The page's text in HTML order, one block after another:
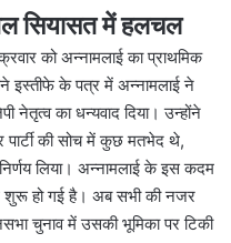
सियासत में हलचल
को अन्नामलाई का प्राथमिक
इस्तीफे के पत्र में अन्नामलाई ने
का धन्यवाद दिया। उन्होंने
की सोच में कुछ मतभेद थे,
लिया। अन्नामलाई के इस कदम
शुरू हो गई है। अब सभी की नजर
चुनाव में उसकी भूमिका पर टिकी